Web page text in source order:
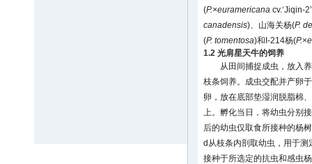
(P.×euramericana cv.‘Jiqin-
canadensis)、山海关杨(P.
(P. tomentosa)和I-214杨(P.×
1.2 光肩星天牛的饲养
从田间捕捉成虫，放入
枝条饲养。成虫交配并产卵
卵，放在底部垫湿润脱脂棉
上。孵化当日，将幼虫分别
后的幼虫仅取食所接种的杨
d从枝条内剖取幼虫，用于
接种于所选定的抗虫和感虫